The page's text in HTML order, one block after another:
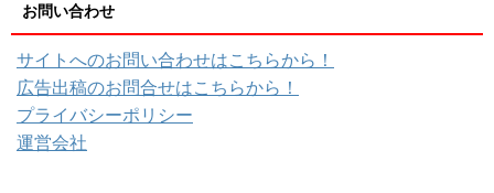
お問い合わせ
サイトへのお問い合わせはこちらから！
広告出稿のお問合せはこちらから！
プライバシーポリシー
運営会社